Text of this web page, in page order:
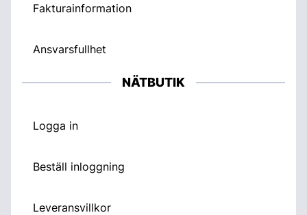
Fakturainformation
Ansvarsfullhet
NÄTBUTIK
Logga in
Beställ inloggning
Leveransvillkor